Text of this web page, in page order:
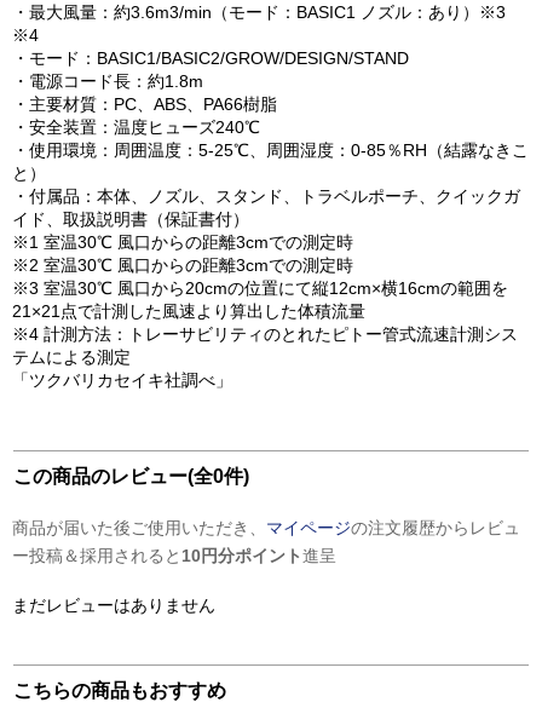
・最大風量：約3.6m3/min（モード：BASIC1 ノズル：あり）※3
※4
・モード：BASIC1/BASIC2/GROW/DESIGN/STAND
・電源コード長：約1.8m
・主要材質：PC、ABS、PA66樹脂
・安全装置：温度ヒューズ240℃
・使用環境：周囲温度：5-25℃、周囲湿度：0-85％RH（結露なきこ
と）
・付属品：本体、ノズル、スタンド、トラベルポーチ、クイックガ
イド、取扱説明書（保証書付）
※1 室温30℃ 風口からの距離3cmでの測定時
※2 室温30℃ 風口からの距離3cmでの測定時
※3 室温30℃ 風口から20cmの位置にて縦12cm×横16cmの範囲を
21×21点で計測した風速より算出した体積流量
※4 計測方法：トレーサビリティのとれたピトー管式流速計測シス
テムによる測定
「ツクバリカセイキ社調べ」
この商品のレビュー(全0件)
商品が届いた後ご使用いただき、 マイページの注文履歴からレビュ
ー投稿＆採用されると 10円分ポイント進呈
まだレビューはありません
こちらの商品もおすすめ